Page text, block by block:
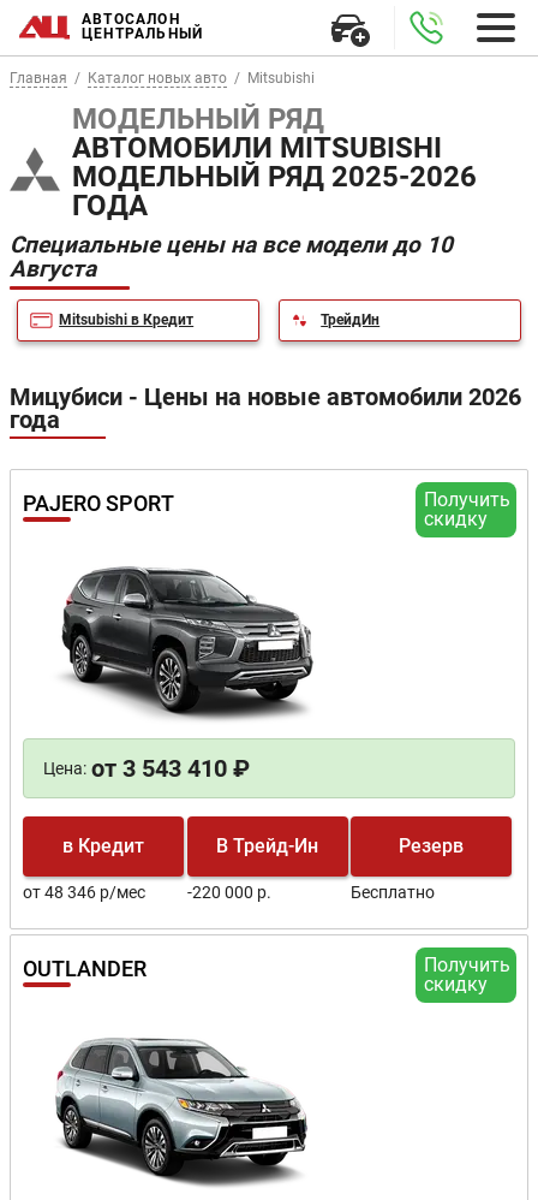
АВТОСАЛОН
ЦЕНТРАЛЬНЫЙ
Главная Каталог новых авто Mitsubishi
МОДЕЛЬНЫЙ РЯД
АВТОМОБИЛИ MITSUBISHI
МОДЕЛЬНЫЙ РЯД 2025-2026
ГОДА
Специальные цены на все модели до 10
Августа
Mitsubishi в Кредит ТрейдИн
Мицубиси - Цены на новые автомобили 2026
года
Получить
скидку
PAJERO SPORT
Цена: от 3 543 410 ₽
в Кредит
от 48 346 р/мес
В Трейд-Ин
-220 000 р.
Резерв
Бесплатно
Получить
скидку
OUTLANDER